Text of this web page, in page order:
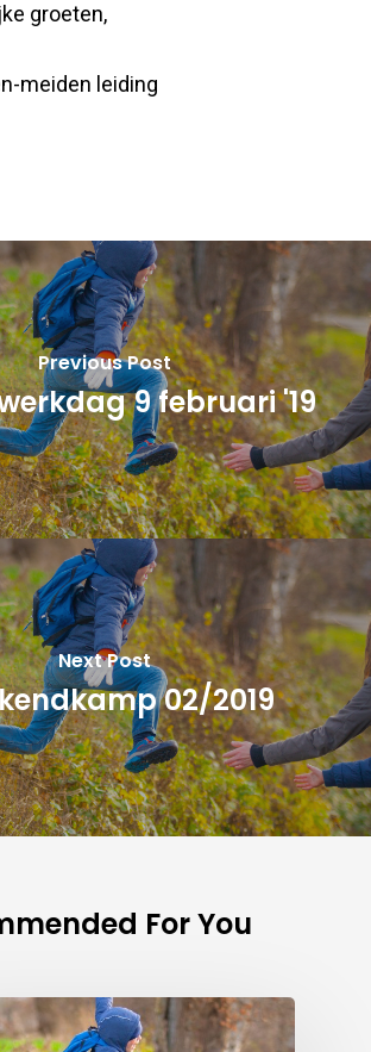
groeten,
meiden leiding
Previous Post
9 februari '19
Next Post
02/2019
For You